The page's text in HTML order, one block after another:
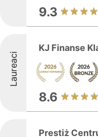
9.3
Laureaci
KJ Finanse
8.6
Prestiż